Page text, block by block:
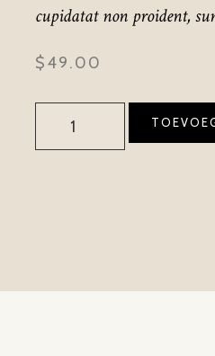
cupidatat non proident,
$49.00